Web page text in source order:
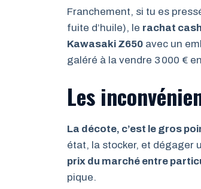
Franchement, si tu es
fuite d’huile), le rachat cash
Kawasaki Z650 avec un
galéré à la vendre 3 000 €
Les
La décote, c’est le gros
état, la stocker, et dégager
prix du marché entre
pique.